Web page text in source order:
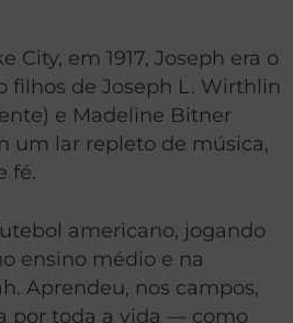
City, em 1917, Joseph era o
filhos de Joseph L. Wirthlin
e Madeline Bitner
um lar repleto de música,
fé.
americano, jogando
ensino médio e na
Aprendeu, nos campos,
por toda a vida — como